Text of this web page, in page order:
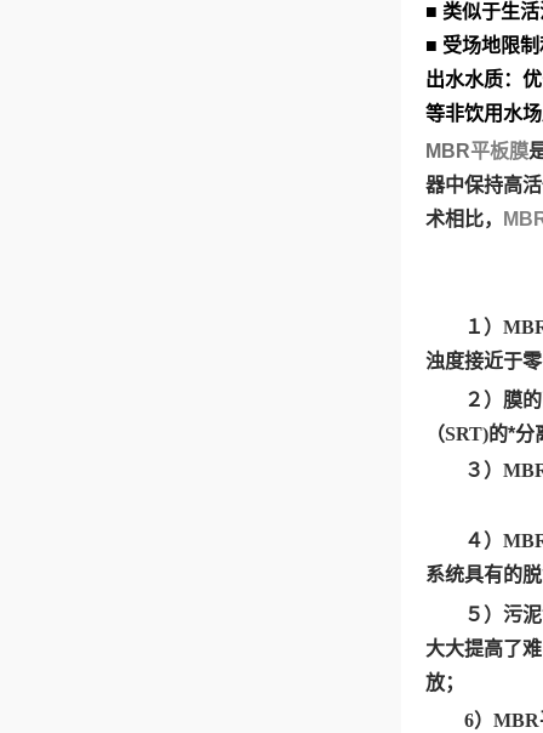
■ 类似于生
■ 受场地限
出水水质：
等非饮用水
MBR平板膜
器中保持高
术相比，
１）
浊度接近于
２）膜的高
（SRT)的*分
３）
４）
系统具有的
５）污泥龄
大大提高了
放；
6） MBR